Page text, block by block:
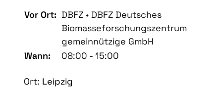
Vor Ort: DBFZ • DBFZ Deutsches
Biomasseforschungszentrum
gemeinnützige GmbH
Wann:
08:00 - 15:00
Ort: Leipzig